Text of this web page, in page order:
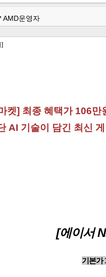
AMD운영자
]
켓] 최종 혜택가 106만
AI 기술이 담긴 최신
[에이서
기본가